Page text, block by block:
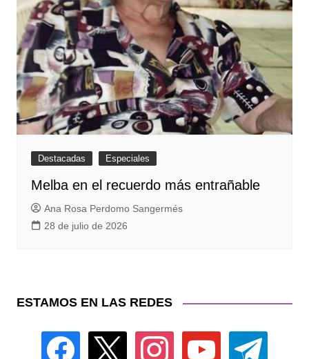
Destacadas Especiales
Melba en el recuerdo más entrañable
Ana Rosa Perdomo Sangermés
28 de julio de 2026
ESTAMOS EN LAS REDES
facebook instagram youtube telegram